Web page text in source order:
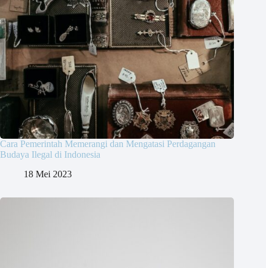
Cara Pemerintah Memerangi dan Mengatasi Perdagangan
Budaya Ilegal di Indonesia
18 Mei 2023